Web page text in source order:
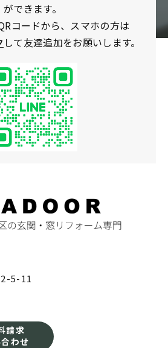
ができます。
コードから、スマホの方は
して友達追加をお願いします。
5-11
請求
わせ